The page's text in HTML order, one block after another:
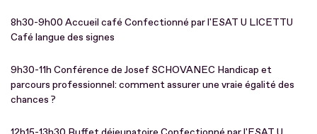
8h30-9h00 Accueil café Confectionné par l'ESAT U LICETTU
Café langue des signes
9h30-11h Conférence de Josef SCHOVANEC Handicap et
parcours professionnel: comment assurer une vraie égalité des
chances ?